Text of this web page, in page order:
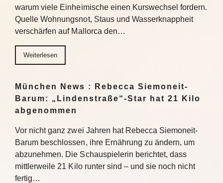
warum viele Einheimische einen Kurswechsel fordern.
Quelle Wohnungsnot, Staus und Wasserknappheit
verschärfen auf Mallorca den…
Weiterlesen
München News : Rebecca Siemoneit-
Barum: „Lindenstraße“-Star hat 21 Kilo
abgenommen
Vor nicht ganz zwei Jahren hat Rebecca Siemoneit-
Barum beschlossen, ihre Ernährung zu ändern, um
abzunehmen. Die Schauspielerin berichtet, dass
mittlerweile 21 Kilo runter sind – und sie noch nicht
fertig…